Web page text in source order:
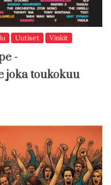
Uutiset Vinkit
-
joka toukokuu